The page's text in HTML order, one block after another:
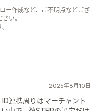
ー作成など、ご不明点などござ
い。
2025年8月10日
連携周りはマーチャント